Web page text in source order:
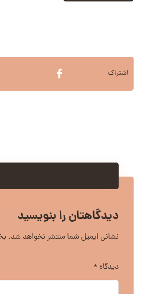
دیدگاهتان را بنویسید
نشانی ایمیل شما منتشر نخواهد شد.
دیدگاه *